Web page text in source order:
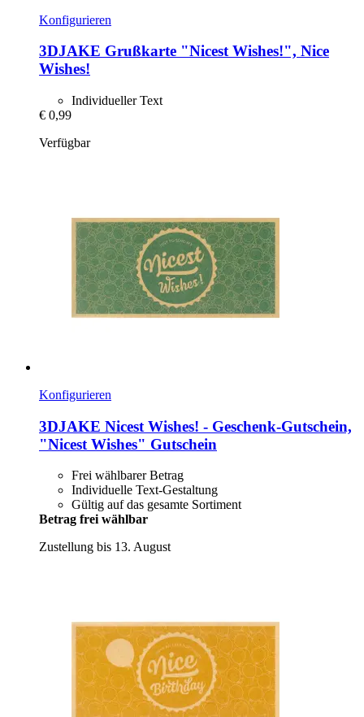
Konfigurieren
3DJAKE Grußkarte "Nicest Wishes!", Nice
Wishes!
Individueller Text
€ 0,99
Verfügbar
Konfigurieren
3DJAKE Nicest Wishes! -​ Geschenk-​Gutschein,
"Nicest Wishes" Gutschein
Frei wählbarer Betrag
Individuelle Text-Gestaltung
Gültig auf das gesamte Sortiment
Betrag frei wählbar
Zustellung bis 13. August